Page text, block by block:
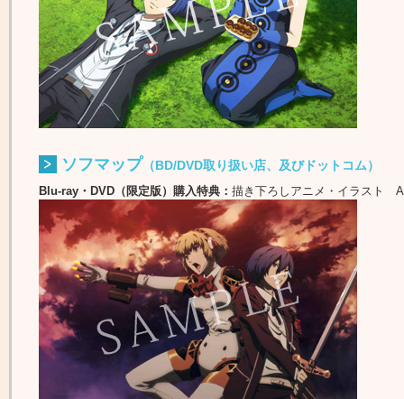
ソフマップ （BD/DVD取り扱い店、及びドットコム）
Blu-ray・DVD（限定版）購入特典： 描き下ろしアニメ・イラスト